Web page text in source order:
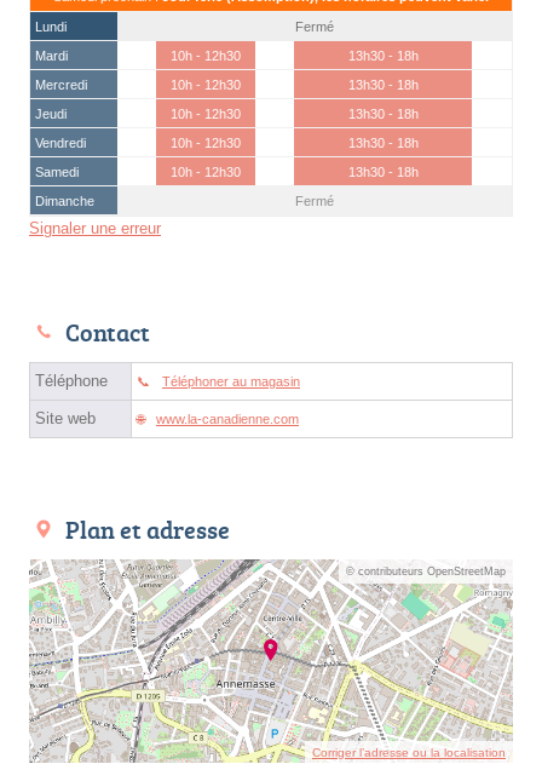
Lundi
Fermé
Mardi
10h - 12h30
13h30 - 18h
Mercredi
10h - 12h30
13h30 - 18h
Jeudi
10h - 12h30
13h30 - 18h
Vendredi
10h - 12h30
13h30 - 18h
Samedi
10h - 12h30
13h30 - 18h
Dimanche
Fermé
Signaler une erreur
Contact
Téléphone Téléphoner au magasin
Site web www.la-canadienne.com
Plan et adresse
© contributeurs OpenStreetMap
Corriger l’adresse ou la localisation